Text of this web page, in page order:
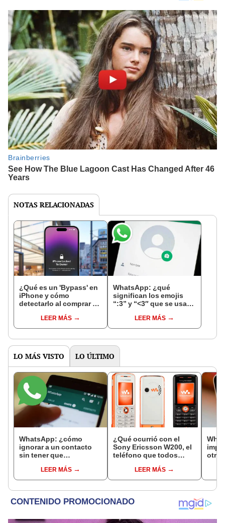
NOTAS RELACIONADAS
¿Qué es un 'Bypass' en
iPhone y cómo
detectarlo al comprar un
LEER MÁS
WhatsApp: ¿qué
significan los emojis
“:3” y “<3″ que se usan
LEER MÁS
LO MÁS VISTO LO ÚLTIMO
WhatsApp: ¿cómo
ignorar a un contacto
sin tener que
LEER MÁS
¿Qué ocurrió con el
Sony Ericsson W200, el
teléfono que todos
del iPhone?
LEER MÁS
otra